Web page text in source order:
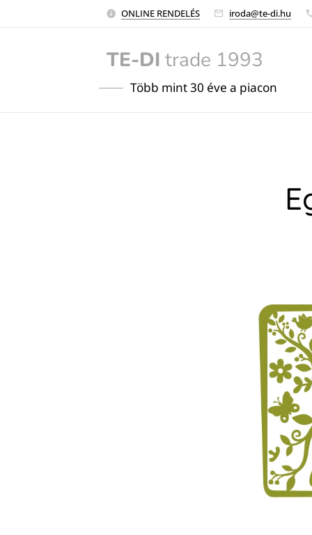
ONLINE RENDELÉS iroda@te-di.hu
TE-DI trade 1993
Több mint 30 éve a piacon